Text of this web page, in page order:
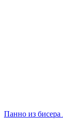
Панно из